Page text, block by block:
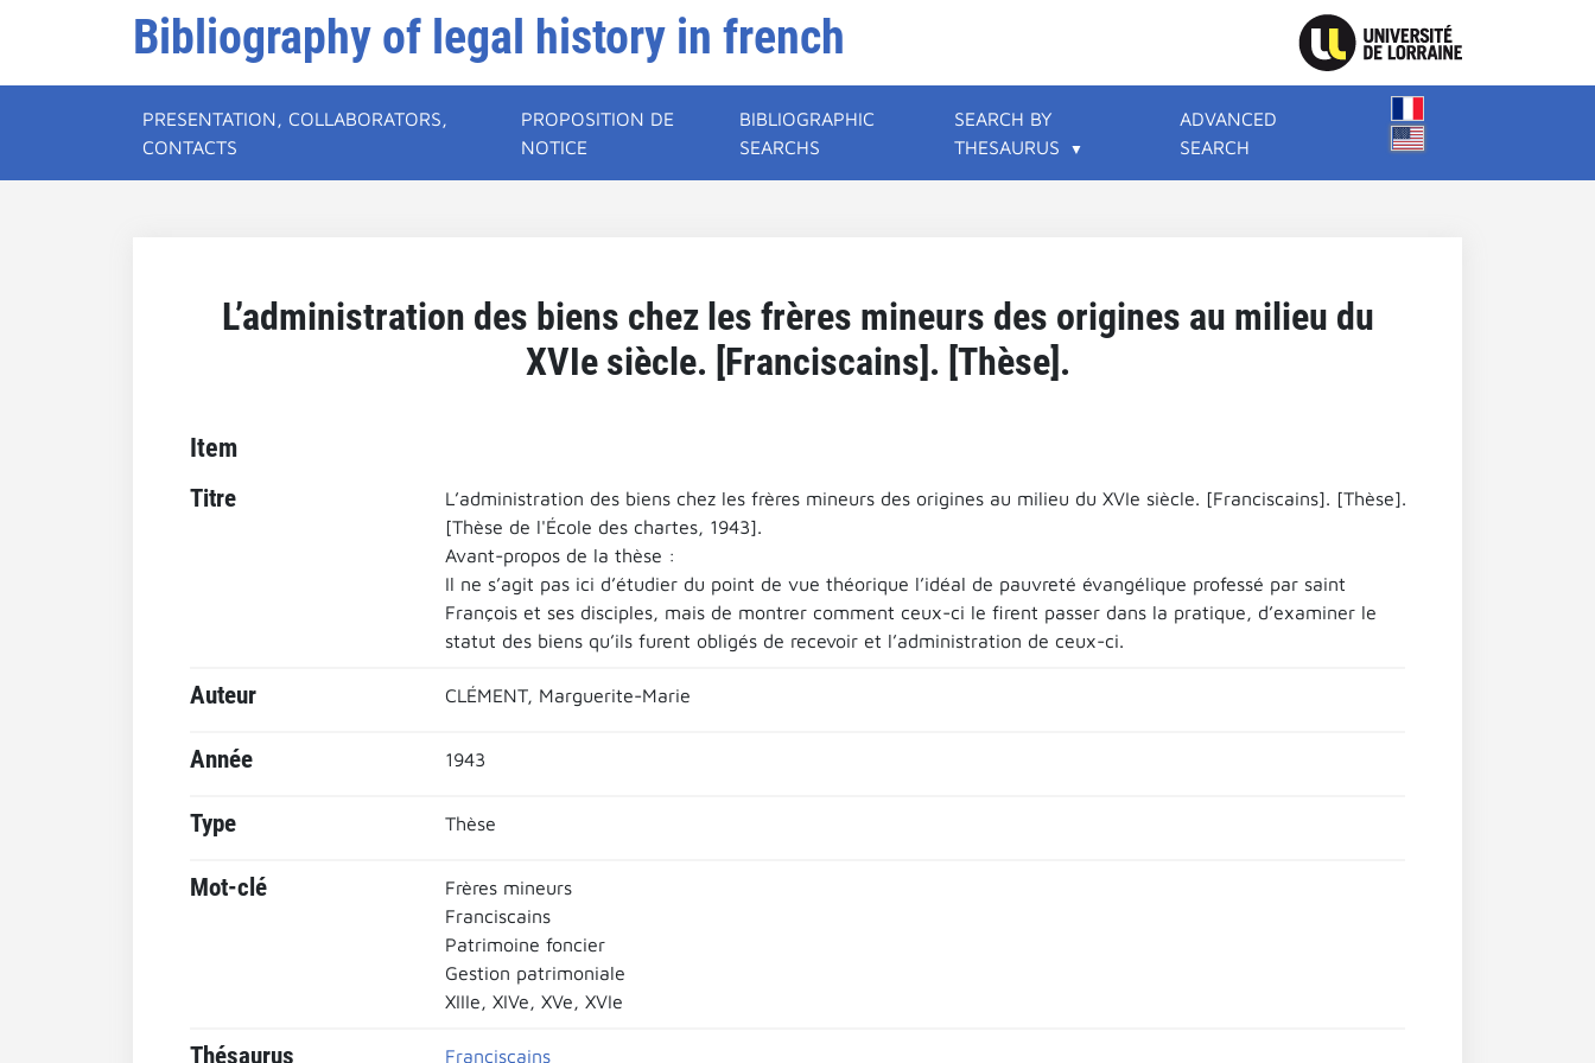
Bibliography of legal history in french
PRESENTATION, COLLABORATORS,
CONTACTS
PROPOSITION DE
NOTICE
BIBLIOGRAPHIC
SEARCHS
SEARCH BY
THESAURUS
ADVANCED
SEARCH
L’administration des biens chez les frères mineurs des origines au milieu du
XVIe siècle. [Franciscains]. [Thèse].
Item
Titre
L’administration des biens chez les frères mineurs des origines au milieu du XVIe siècle. [Franciscains]. [Thèse].
[Thèse de l'École des chartes, 1943].
Avant-propos de la thèse :
Il ne s’agit pas ici d’étudier du point de vue théorique l’idéal de pauvreté évangélique professé par saint
François et ses disciples, mais de montrer comment ceux-ci le firent passer dans la pratique, d’examiner le
statut des biens qu’ils furent obligés de recevoir et l’administration de ceux-ci.
Auteur CLÉMENT, Marguerite-Marie
Année 1943
Type Thèse
Mot-clé
Frères mineurs
Franciscains
Patrimoine foncier
Gestion patrimoniale
XIIIe, XIVe, XVe, XVIe
Thésaurus Franciscains